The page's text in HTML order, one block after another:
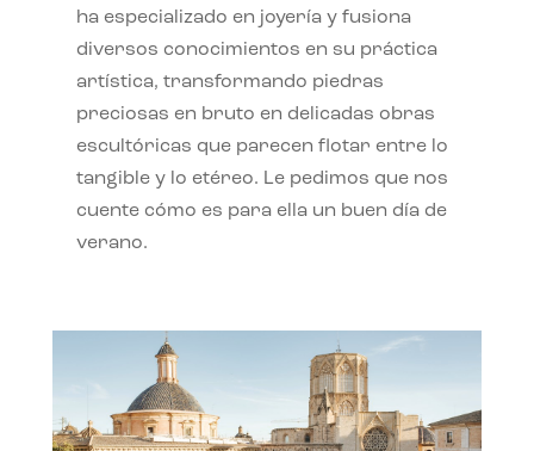
ha especializado en joyería y fusiona
diversos conocimientos en su práctica
artística, transformando piedras
preciosas en bruto en delicadas obras
escultóricas que parecen flotar entre lo
tangible y lo etéreo. Le pedimos que nos
cuente cómo es para ella un buen día de
verano.